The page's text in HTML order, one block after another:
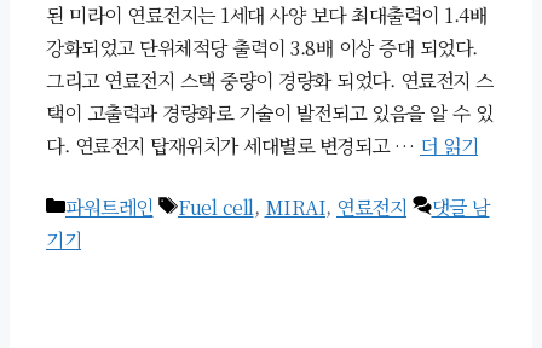
된 미라이 연료전지는 1세대 사양 보다 최대출력이 1.4배
강화되었고 단위체적당 출력이 3.8배 이상 증대 되었다.
그리고 연료전지 스택 중량이 경량화 되었다. 연료전지 스
택이 고출력과 경량화로 기술이 발전되고 있음을 알 수 있
다. 연료전지 탑재위치가 세대별로 변경되고 … 더 읽기
카
테
파워트레인
태
Fuel cell, MIRAI, 연료전지
댓글 남
기기